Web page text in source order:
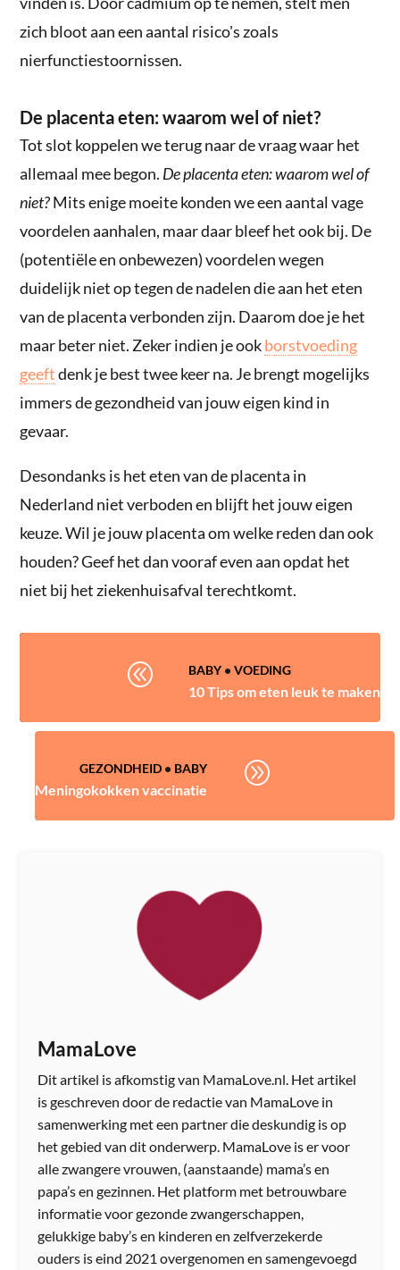
zich bloot aan een aantal risico's zoals
nierfunctiestoornissen.
De placenta eten: waarom wel of niet?
Tot slot koppelen we terug naar de vraag waar het
allemaal mee begon. De placenta eten: waarom wel of
niet?Mits enige moeite konden we een aantal vage
voordelen aanhalen, maar daar bleef het ook bij. De
(potentiële en onbewezen) voordelen wegen
duidelijk niet op tegen de nadelen die aan het eten
van de placenta verbonden zijn. Daarom doe je het
maar beter niet. Zeker indien je ookborstvoeding
geeftdenk je best twee keer na. Je brengt mogelijks
immers de gezondheid van jouw eigen kind in
gevaar.
Desondanks is het eten van de placenta in
Nederland niet verboden en blijft het jouw eigen
keuze. Wil je jouw placenta om welke reden dan ook
houden? Geef het dan vooraf even aan opdat het
niet bij het ziekenhuisafval terechtkomt.
@ BABY• VOEDING
10 Tips om eten leuk te maken
GEZONDHEID• BABY
Meningokokken vaccinatie
A
MamaLove
Dit artikel is afkomstig van MamaLove.nl. Het artikel
is geschreven door de redactie van MamaLove in
samenwerking met een partner die deskundig is op
het gebied van dit onderwerp. MamaLove is er voor
alle zwangere vrouwen, (aanstaande) mama’s en
papa’s en gezinnen. Het platform met betrouwbare
informatie voor gezonde zwangerschappen,
gelukkige baby’s en kinderen en zelfverzekerde
ouders is eind 2021 overgenomen en samengevoegd